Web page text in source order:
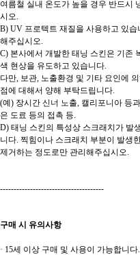
여름철 실내 온도가 높을 경우 반드시
시오.
B) UV 프로텍트 재질을 사용하고 있
해주십시오.
C) 본사에서 개발한 태닝 스킨은 기존
색 현상을 유도하고 있습니다.
다만, 보관, 노출환경 및 기타 요인에
점에 대해서 양해 부탁드립니다.
(예) 장시간 신너 노출, 캘리포니아 등
은 도료 등의 접촉 등.
D) 태닝 스킨의 특성상 스크래치가 발
니다. 찍힘이나 스크래치 부분이 발생
제거하는 정도로만 관리해주십시오.
--------------------------------------
구매 시 유의사항
· 15세 이상 구매 및 사용이 가능합니다.